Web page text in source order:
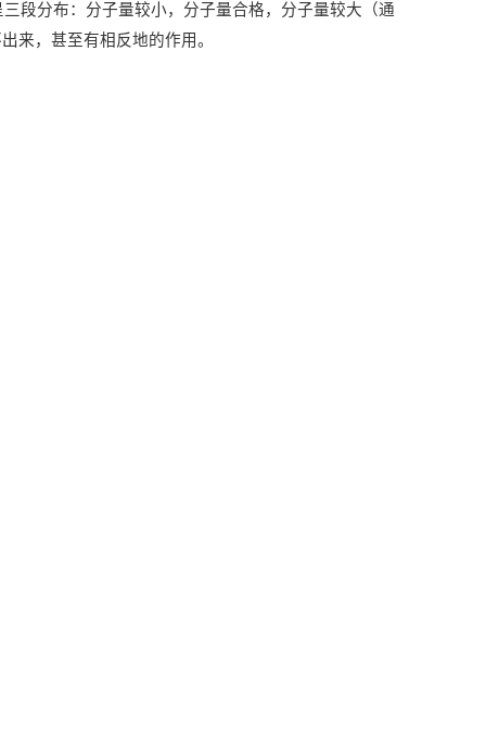
段分布：分子量较小，分子量合格，分子量较大（通
来，甚至有相反地的作用。